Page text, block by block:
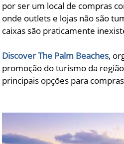
por ser um local de compras
onde outlets e lojas não são
caixas são praticamente
Discover The Palm Beaches,
promoção do turismo da
principais opções para